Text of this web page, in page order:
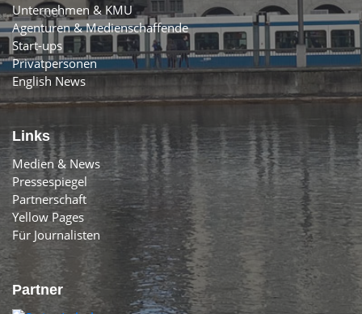
Unternehmen & KMU
Agenturen & Medienschaffende
Start-ups
Privatpersonen
English News
Links
Medien & News
Pressespiegel
Partnerschaft
Yellow Pages
Für Journalisten
Partner